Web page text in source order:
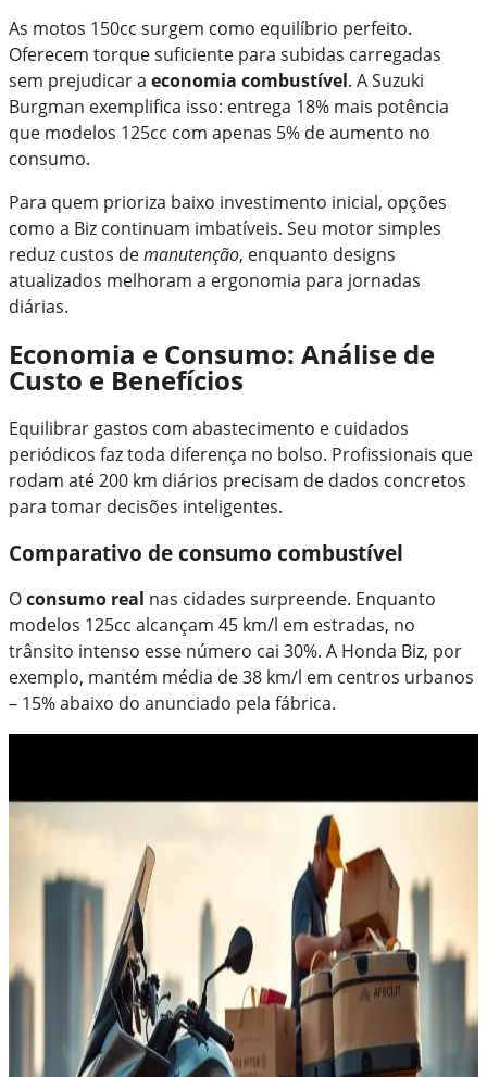
As motos 150cc surgem como equilíbrio perfeito.
Oferecem torque suficiente para subidas carregadas
sem prejudicar a economia combustível. A Suzuki
Burgman exemplifica isso: entrega 18% mais potência
que modelos 125cc com apenas 5% de aumento no
consumo.
Para quem prioriza baixo investimento inicial, opções
como a Biz continuam imbatíveis. Seu motor simples
reduz custos demanutenção, enquanto designs
atualizados melhoram a ergonomia para jornadas
diárias.
Economia e Consumo: Análise de
Custo e Benefícios
Equilibrar gastos com abastecimento e cuidados
periódicos faz toda diferença no bolso. Profissionais que
rodam até 200 km diários precisam de dados concretos
para tomar decisões inteligentes.
Comparativo de consumo combustível
Oconsumo real nas cidades surpreende. Enquanto
modelos 125cc alcançam 45 km/l em estradas, no
trânsito intenso esse número cai 30%. A Honda Biz, por
exemplo, mantém média de 38 km/l em centros urbanos
– 15% abaixo do anunciado pela fábrica.